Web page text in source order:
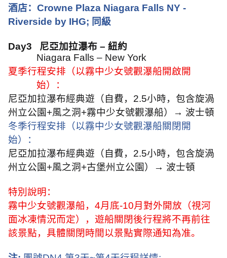
酒店： Crowne Plaza Niagara Falls NY -
Riverside by IHG; 同級
Day3 尼亞加拉瀑布 – 紐約
Niagara Falls – New York
夏季行程安排（以霧中少女號觀瀑船開啟開
始）：
尼亞加拉瀑布經典遊（自費， 2.5小時，包含旋渦
州立公園+風之洞+霧中少女號觀瀑船） → 波士頓
冬季行程安排（以霧中少女號觀瀑船關閉開
始）：
尼亞加拉瀑布經典遊（自費， 2.5小時，包含旋渦
州立公園+風之洞+古堡州立公園） → 波士頓
特別說明：
霧中少女號觀瀑船， 4月底-10月對外開放（視河
面冰凍情況而定），遊船關閉後行程將不再前往
該景點，具體關閉時間以景點實際通知為准。